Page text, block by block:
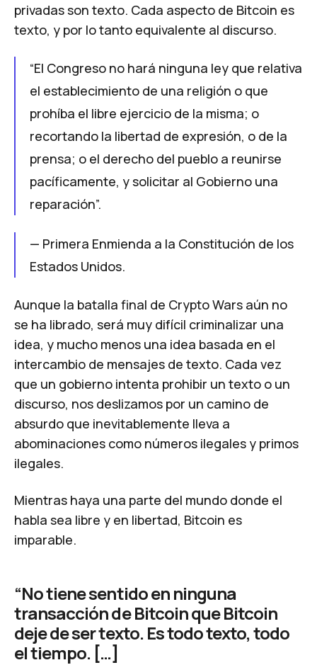
privadas son texto. Cada aspecto de Bitcoin es
texto, y por lo tanto equivalente al discurso.
“El Congreso no hará ninguna ley que relativa
el establecimiento de una religión o que
prohíba el libre ejercicio de la misma; o
recortando la libertad de expresión, o de la
prensa; o el derecho del pueblo a reunirse
pacíficamente, y solicitar al Gobierno una
reparación”.
— Primera Enmienda a la Constitución de los
Estados Unidos.
Aunque la batalla final de Crypto Wars aún no
se ha librado, será muy difícil criminalizar una
idea, y mucho menos una idea basada en el
intercambio de mensajes de texto. Cada vez
que un gobierno intenta prohibir un texto o un
discurso, nos deslizamos por un camino de
absurdo que inevitablemente lleva a
abominaciones como números ilegales y primos
ilegales.
Mientras haya una parte del mundo donde el
habla sea libre y en libertad, Bitcoin es
imparable.
“No tiene sentido en ninguna
transacción de Bitcoin que Bitcoin
deje de ser texto. Es todo texto, todo
el tiempo. […]